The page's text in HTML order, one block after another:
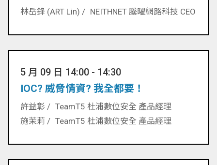
林岳鋒 (ART Lin) / NEITHNET 騰曜網路科技 CEO
5 月 09 日 14:00 - 14:30
IOC? 威脅情資? 我全都要！
許益彰 / TeamT5 杜浦數位安全 產品經理
施茉莉 / TeamT5 杜浦數位安全 產品經理